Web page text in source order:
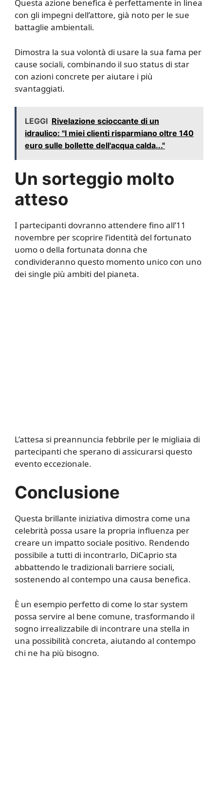
Questa azione benefica è perfettamente in linea
con gli impegni dell’attore, già noto per le sue
battaglie ambientali.
Dimostra la sua volontà di usare la sua fama per
cause sociali, combinando il suo status di star
con azioni concrete per aiutare i più
svantaggiati.
LEGGI Rivelazione scioccante di un
idraulico: "I miei clienti risparmiano oltre 140
euro sulle bollette dell'acqua calda..."
Un sorteggio molto
atteso
I partecipanti dovranno attendere fino all’11
novembre per scoprire l’identità del fortunato
uomo o della fortunata donna che
condivideranno questo momento unico con uno
dei single più ambiti del pianeta.
L’attesa si preannuncia febbrile per le migliaia di
partecipanti che sperano di assicurarsi questo
evento eccezionale.
Conclusione
Questa brillante iniziativa dimostra come una
celebrità possa usare la propria influenza per
creare un impatto sociale positivo. Rendendo
possibile a tutti di incontrarlo, DiCaprio sta
abbattendo le tradizionali barriere sociali,
sostenendo al contempo una causa benefica.
È un esempio perfetto di come lo star system
possa servire al bene comune, trasformando il
sogno irrealizzabile di incontrare una stella in
una possibilità concreta, aiutando al contempo
chi ne ha più bisogno.